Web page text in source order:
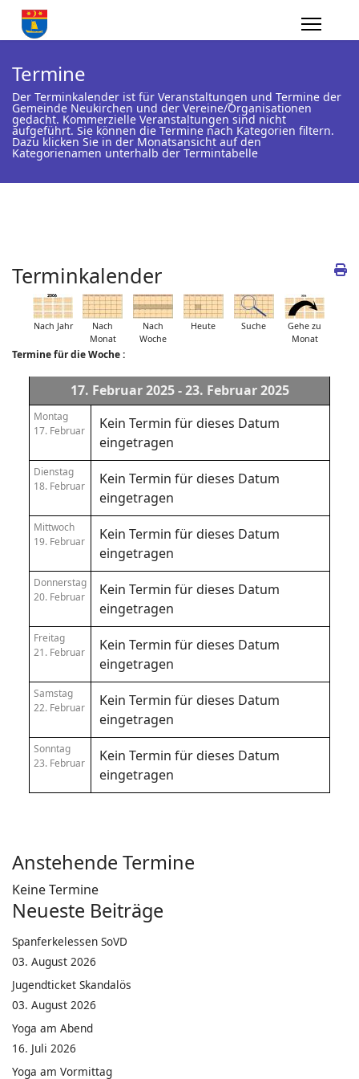
Termine
Der Terminkalender ist für Veranstaltungen und Termine der
Gemeinde Neukirchen und der Vereine/Organisationen
gedacht. Kommerzielle Veranstaltungen sind nicht
aufgeführt. Sie können die Termine nach Kategorien filtern.
Dazu klicken Sie in der Monatsansicht auf den
Kategorienamen unterhalb der Termintabelle
Terminkalender
Nach Jahr
Nach
Monat
Nach
Woche
Heute Suche
Gehe zu
Monat
Termine für die Woche :
17. Februar 2025 - 23. Februar 2025
Montag
17. Februar
Kein Termin für dieses Datum
eingetragen
Dienstag
18. Februar
Kein Termin für dieses Datum
eingetragen
Mittwoch
19. Februar
Kein Termin für dieses Datum
eingetragen
Donnerstag
20. Februar
Kein Termin für dieses Datum
eingetragen
Freitag
21. Februar
Kein Termin für dieses Datum
eingetragen
Samstag
22. Februar
Kein Termin für dieses Datum
eingetragen
Sonntag
23. Februar
Kein Termin für dieses Datum
eingetragen
Anstehende Termine
Keine Termine
Neueste Beiträge
Spanferkelessen SoVD
03. August 2026
Jugendticket Skandalös
03. August 2026
Yoga am Abend
16. Juli 2026
Yoga am Vormittag